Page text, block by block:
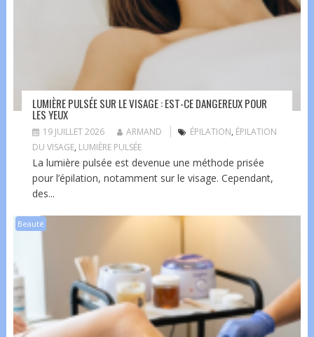
LUMIÈRE PULSÉE SUR LE VISAGE : EST-CE DANGEREUX POUR
LES YEUX
19 JUILLET 2026 ARMAND ÉPILATION, ÉPILATION
DU VISAGE, LUMIÈRE PULSÉE
La lumière pulsée est devenue une méthode prisée
pour l’épilation, notamment sur le visage. Cependant,
des...
Beauté